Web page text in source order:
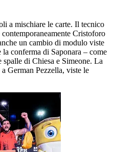
a mischiare le carte. Il tecnico
Cristoforo
un cambio di modulo viste
conferma di Saponara – come
di Chiesa e Simeone. La
German Pezzella, viste le